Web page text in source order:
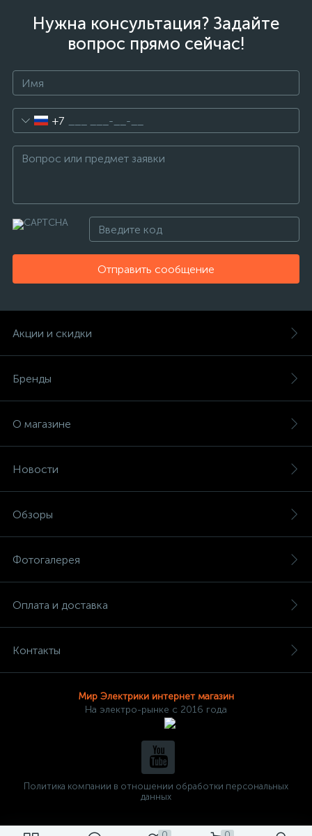
Нужна консультация? Задайте
вопрос прямо сейчас!
+7
Отправить сообщение
Акции и скидки
Бренды
О магазине
Новости
Обзоры
Фотогалерея
Оплата и доставка
Контакты
Мир Электрики интернет магазин
На электро-рынке с 2016 года
Политика компании в отношении обработки персональных
данных